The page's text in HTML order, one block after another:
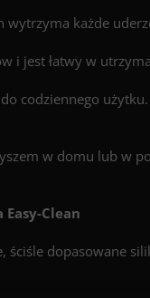
wytrzyma każde
i jest łatwy w
codziennego użytku.
w domu lub w
Clean
ściśle dopasowane